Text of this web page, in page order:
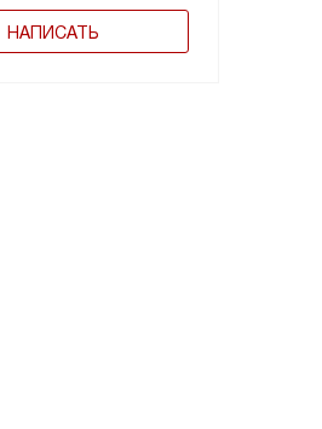
НАПИСАТЬ